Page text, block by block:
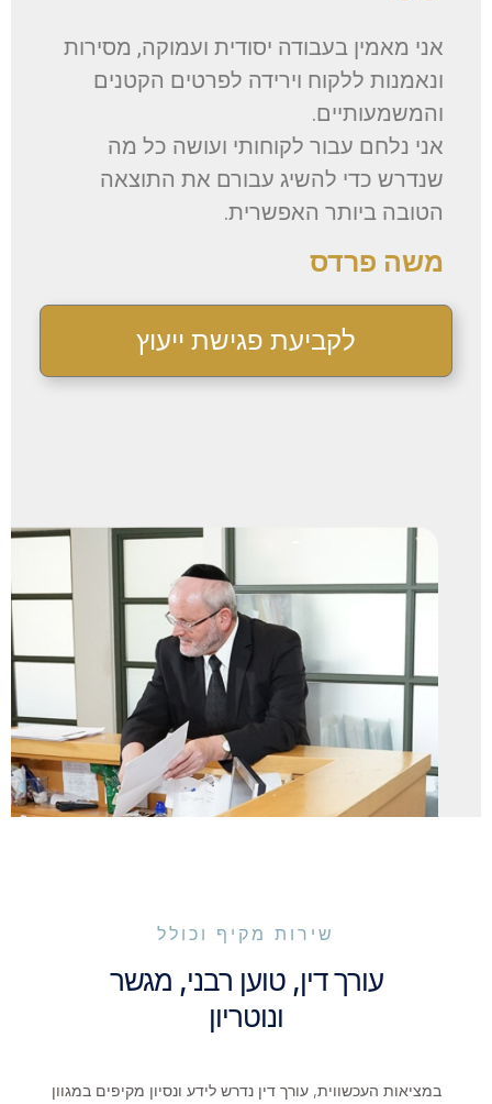
אני מאמין בעבודה יסודית ועמוקה, מסירות
ונאמנות ללקוח וירידה לפרטים הקטנים
והמשמעותיים.
אני נלחם עבור לקוחותי ועושה כל מה
שנדרש כדי להשיג עבורם את התוצאה
הטובה ביותר האפשרית.
משה פרדס
לקביעת פגישת ייעוץ
שירות מקיף וכולל
עורך דין, טוען רבני, מגשר
ונוטריון
במציאות העכשווית, עורך דין נדרש לידע ונסיון מקיפים במגוון